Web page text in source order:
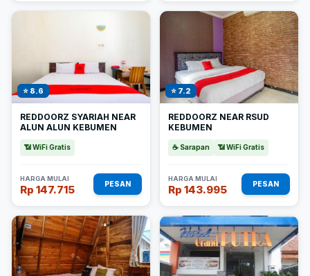
⭐ 8.6
REDDOORZ SYARIAH NEAR
ALUN ALUN KEBUMEN
📶 WiFi Gratis
HARGA MULAI
Rp 147.715 PESAN
⭐ 7.2
REDDOORZ NEAR RSUD
KEBUMEN
☕ Sarapan 📶 WiFi Gratis
HARGA MULAI
Rp 143.995 PESAN